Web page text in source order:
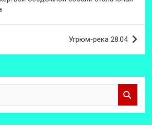
Угрюм-река 28.04